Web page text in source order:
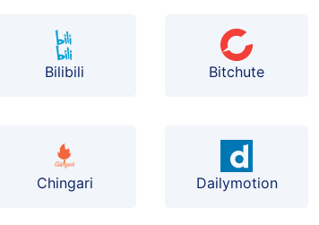
Bilibili Bitchute
Chingari Dailymotion